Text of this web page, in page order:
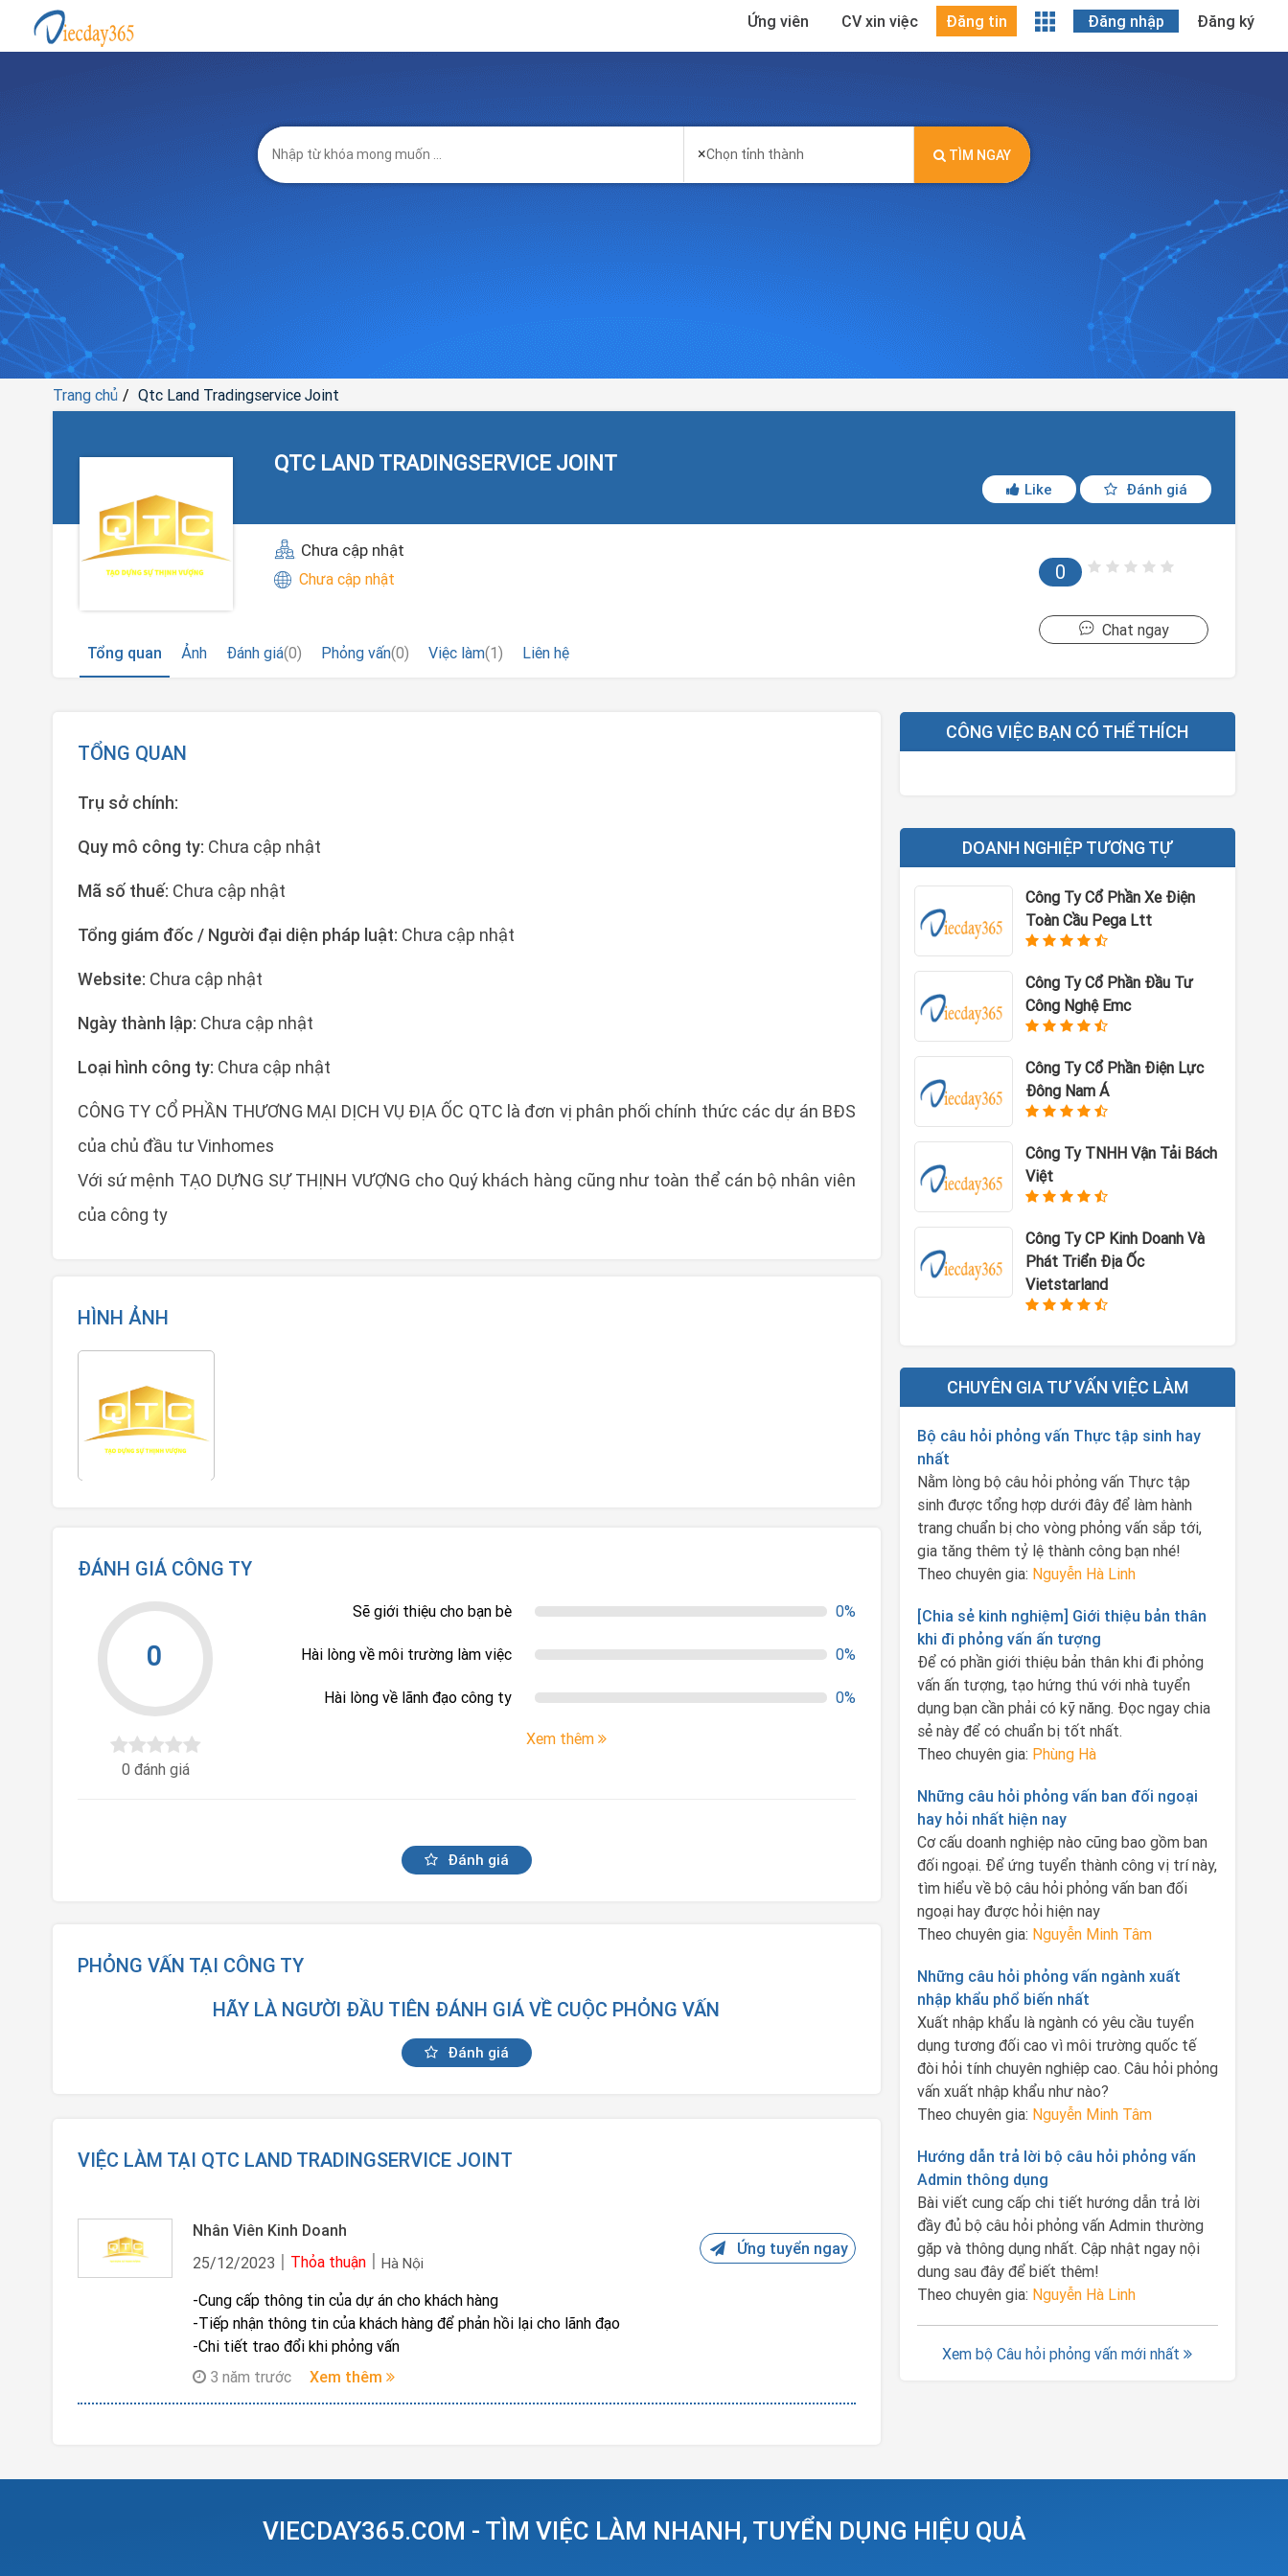
Ứng viên CV xin việc Đăng tin Đăng nhập Đăng ký
×Chọn tỉnh thành TÌM NGAY
Trang chủ Qtc Land Tradingservice Joint
QTC LAND TRADINGSERVICE JOINT
Like Đánh giá
0
Chưa cập nhật
Chưa cập nhật
Chat ngay
Tổng quan
Ảnh Đánh giá(0) Phỏng vấn(0) Việc làm(1) Liên hệ
TỔNG QUAN
Trụ sở chính:
Quy mô công ty: Chưa cập nhật
Mã số thuế: Chưa cập nhật
Tổng giám đốc / Người đại diện pháp luật: Chưa cập nhật
Website: Chưa cập nhật
Ngày thành lập: Chưa cập nhật
Loại hình công ty: Chưa cập nhật
CÔNG TY CỔ PHẦN THƯƠNG MẠI DỊCH VỤ ĐỊA ỐC QTC là đơn vị phân phối chính thức các dự án BĐS
của chủ đầu tư Vinhomes
Với sứ mệnh TẠO DỰNG SỰ THỊNH VƯỢNG cho Quý khách hàng cũng như toàn thể cán bộ nhân viên
của công ty
HÌNH ẢNH
ĐÁNH GIÁ CÔNG TY
0
0 đánh giá
Sẽ giới thiệu cho bạn bè 0%
Hài lòng về môi trường làm việc 0%
Hài lòng về lãnh đạo công ty 0%
Xem thêm
Đánh giá
PHỎNG VẤN TẠI CÔNG TY
HÃY LÀ NGƯỜI ĐẦU TIÊN ĐÁNH GIÁ VỀ CUỘC PHỎNG VẤN
Đánh giá
VIỆC LÀM TẠI QTC LAND TRADINGSERVICE JOINT
Nhân Viên Kinh Doanh
25/12/2023
Thỏa thuận Hà Nội
Ứng tuyển ngay
-Cung cấp thông tin của dự án cho khách hàng
-Tiếp nhận thông tin của khách hàng để phản hồi lại cho lãnh đạo
-Chi tiết trao đổi khi phỏng vấn
3 năm trước
Xem thêm
CÔNG VIỆC BẠN CÓ THỂ THÍCH
DOANH NGHIỆP TƯƠNG TỰ
Công Ty Cổ Phần Xe Điện
Toàn Cầu Pega Ltt
Công Ty Cổ Phần Đầu Tư
Công Nghệ Emc
Công Ty Cổ Phần Điện Lực
Đông Nam Á
Công Ty TNHH Vận Tải Bách
Việt
Công Ty CP Kinh Doanh Và
Phát Triển Địa Ốc
Vietstarland
CHUYÊN GIA TƯ VẤN VIỆC LÀM
Bộ câu hỏi phỏng vấn Thực tập sinh hay
nhất
Nằm lòng bộ câu hỏi phỏng vấn Thực tập
sinh được tổng hợp dưới đây để làm hành
trang chuẩn bị cho vòng phỏng vấn sắp tới,
gia tăng thêm tỷ lệ thành công bạn nhé!
Theo chuyên gia: Nguyễn Hà Linh
[Chia sẻ kinh nghiệm] Giới thiệu bản thân
khi đi phỏng vấn ấn tượng
Để có phần giới thiệu bản thân khi đi phỏng
vấn ấn tượng, tạo hứng thú với nhà tuyển
dụng bạn cần phải có kỹ năng. Đọc ngay chia
sẻ này để có chuẩn bị tốt nhất.
Theo chuyên gia: Phùng Hà
Những câu hỏi phỏng vấn ban đối ngoại
hay hỏi nhất hiện nay
Cơ cấu doanh nghiệp nào cũng bao gồm ban
đối ngoại. Để ứng tuyển thành công vị trí này,
tìm hiểu về bộ câu hỏi phỏng vấn ban đối
ngoại hay được hỏi hiện nay
Theo chuyên gia: Nguyễn Minh Tâm
Những câu hỏi phỏng vấn ngành xuất
nhập khẩu phổ biến nhất
Xuất nhập khẩu là ngành có yêu cầu tuyển
dụng tương đối cao vì môi trường quốc tế
đòi hỏi tính chuyên nghiệp cao. Câu hỏi phỏng
vấn xuất nhập khẩu như nào?
Theo chuyên gia: Nguyễn Minh Tâm
Hướng dẫn trả lời bộ câu hỏi phỏng vấn
Admin thông dụng
Bài viết cung cấp chi tiết hướng dẫn trả lời
đầy đủ bộ câu hỏi phỏng vấn Admin thường
gặp và thông dụng nhất. Cập nhật ngay nội
dung sau đây để biết thêm!
Theo chuyên gia: Nguyễn Hà Linh
Xem bộ Câu hỏi phỏng vấn mới nhất
VIECDAY365.COM - TÌM VIỆC LÀM NHANH, TUYỂN DỤNG HIỆU QUẢ